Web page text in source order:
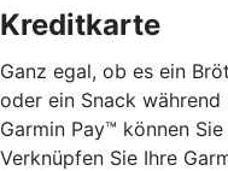
Kreditkarte
Ganz egal, ob es ein
oder ein Snack
Garmin Pay™ können
Verknüpfen Sie Ihre